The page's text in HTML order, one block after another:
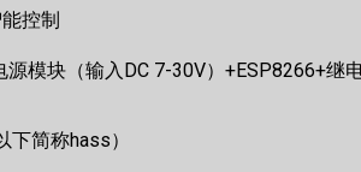
控制
模块（输入DC 7-30V）+ESP8266+继
简称hass）